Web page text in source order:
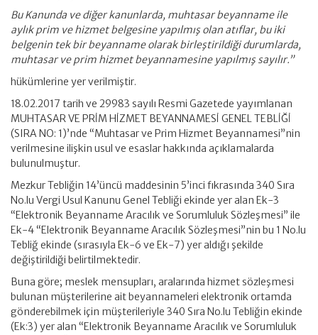
Bu Kanunda ve diğer kanunlarda, muhtasar beyanname ile
aylık prim ve hizmet belgesine yapılmış olan atıflar, bu iki
belgenin tek bir beyanname olarak birleştirildiği durumlarda,
muhtasar ve prim hizmet beyannamesine yapılmış sayılır.”
hükümlerine yer verilmiştir.
18.02.2017 tarih ve 29983 sayılı Resmi Gazetede yayımlanan
MUHTASAR VE PRİM HİZMET BEYANNAMESİ GENEL TEBLİĞİ
(SIRA NO: 1)’nde “Muhtasar ve Prim Hizmet Beyannamesi”nin
verilmesine ilişkin usul ve esaslar hakkında açıklamalarda
bulunulmuştur.
Mezkur Tebliğin 14’üncü maddesinin 5’inci fıkrasında 340 Sıra
No.lu Vergi Usul Kanunu Genel Tebliği ekinde yer alan Ek-3
“Elektronik Beyanname Aracılık ve Sorumluluk Sözleşmesi” ile
Ek-4 “Elektronik Beyanname Aracılık Sözleşmesi”nin bu 1 No.lu
Tebliğ ekinde (sırasıyla Ek-6 ve Ek-7) yer aldığı şekilde
değiştirildiği belirtilmektedir.
Buna göre; meslek mensupları, aralarında hizmet sözleşmesi
bulunan müşterilerine ait beyannameleri elektronik ortamda
gönderebilmek için müşterileriyle 340 Sıra No.lu Tebliğin ekinde
(Ek:3) yer alan “Elektronik Beyanname Aracılık ve Sorumluluk